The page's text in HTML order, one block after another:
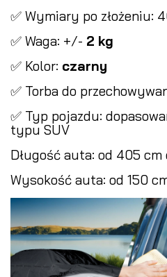
✅ Wymiary po złożeniu:
✅ Waga: +/- 2 kg
✅ Kolor: czarny
✅ Torba do
✅ Typ pojazdu:
typu SUV
Długość auta: od 405
Wysokość auta: od 150